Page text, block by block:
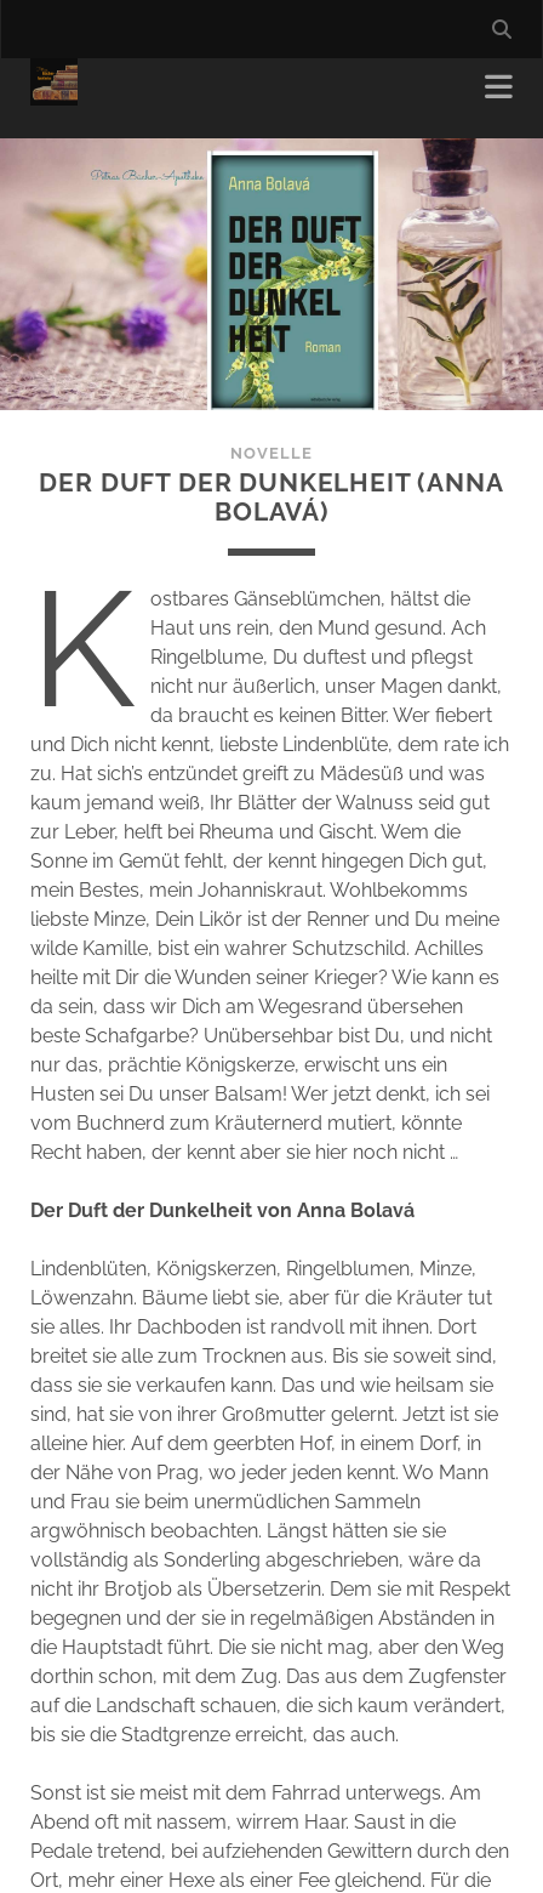
NOVELLE
DER DUFT DER DUNKELHEIT (ANNA
BOLAVÁ)
K
ostbares Gänseblümchen, hältst die
Haut uns rein, den Mund gesund. Ach
Ringelblume, Du duftest und pflegst
nicht nur äußerlich, unser Magen dankt,
da braucht es keinen Bitter. Wer fiebert
und Dich nicht kennt, liebste Lindenblüte, dem rate ich
zu. Hat sich’s entzündet greift zu Mädesüß und was
kaum jemand weiß, Ihr Blätter der Walnuss seid gut
zur Leber, helft bei Rheuma und Gischt. Wem die
Sonne im Gemüt fehlt, der kennt hingegen Dich gut,
mein Bestes, mein Johanniskraut. Wohlbekomms
liebste Minze, Dein Likör ist der Renner und Du meine
wilde Kamille, bist ein wahrer Schutzschild. Achilles
heilte mit Dir die Wunden seiner Krieger? Wie kann es
da sein, dass wir Dich am Wegesrand übersehen
beste Schafgarbe? Unübersehbar bist Du, und nicht
nur das, prächtie Königskerze, erwischt uns ein
Husten sei Du unser Balsam! Wer jetzt denkt, ich sei
vom Buchnerd zum Kräuternerd mutiert, könnte
Recht haben, der kennt aber sie hier noch nicht …
Der Duft der Dunkelheit von Anna Bolavá
Lindenblüten, Königskerzen, Ringelblumen, Minze,
Löwenzahn. Bäume liebt sie, aber für die Kräuter tut
sie alles. Ihr Dachboden ist randvoll mit ihnen. Dort
breitet sie alle zum Trocknen aus. Bis sie soweit sind,
dass sie sie verkaufen kann. Das und wie heilsam sie
sind, hat sie von ihrer Großmutter gelernt. Jetzt ist sie
alleine hier. Auf dem geerbten Hof, in einem Dorf, in
der Nähe von Prag, wo jeder jeden kennt. Wo Mann
und Frau sie beim unermüdlichen Sammeln
argwöhnisch beobachten. Längst hätten sie sie
vollständig als Sonderling abgeschrieben, wäre da
nicht ihr Brotjob als Übersetzerin. Dem sie mit Respekt
begegnen und der sie in regelmäßigen Abständen in
die Hauptstadt führt. Die sie nicht mag, aber den Weg
dorthin schon, mit dem Zug. Das aus dem Zugfenster
auf die Landschaft schauen, die sich kaum verändert,
bis sie die Stadtgrenze erreicht, das auch.
Sonst ist sie meist mit dem Fahrrad unterwegs. Am
Abend oft mit nassem, wirrem Haar. Saust in die
Pedale tretend, bei aufziehenden Gewittern durch den
Ort, mehr einer Hexe als einer Fee gleichend. Für die